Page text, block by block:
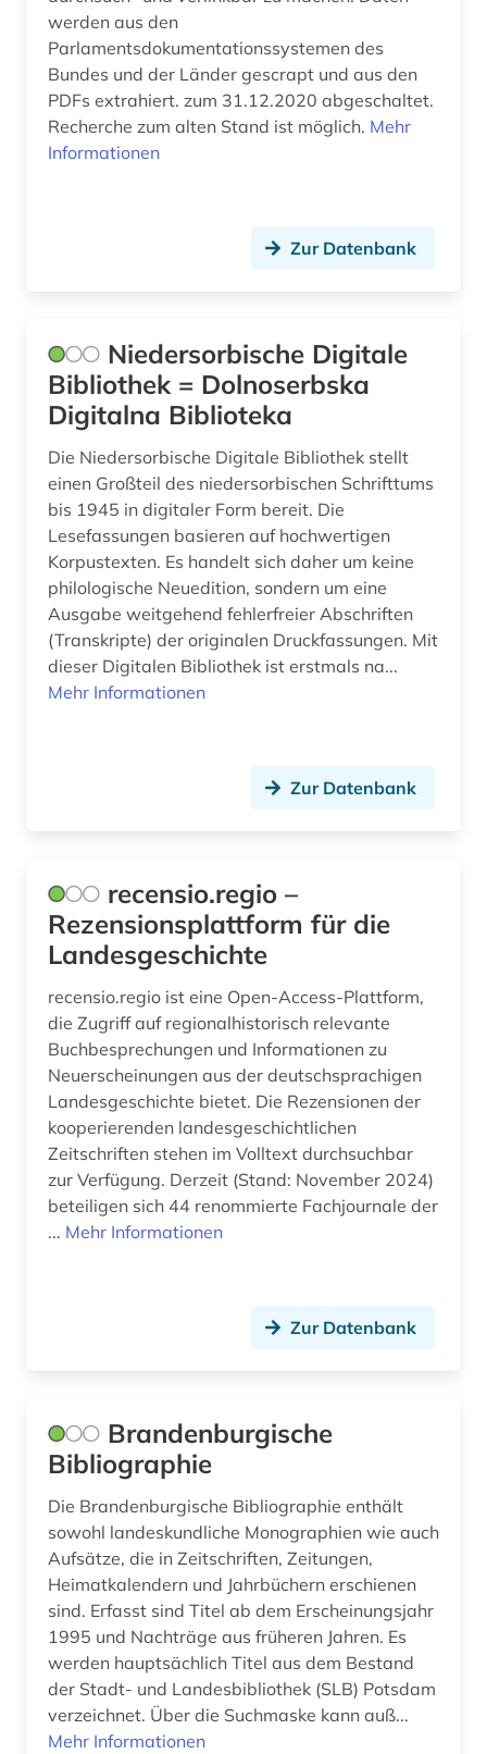
werden aus den
Parlamentsdokumentationssystemen des
Bundes und der Länder gescrapt und aus den
PDFs extrahiert. zum 31.12.2020 abgeschaltet.
Recherche zum alten Stand ist möglich. Mehr
Informationen
Zur Datenbank
Niedersorbische Digitale
Bibliothek = Dolnoserbska
Digitalna Biblioteka
Die Niedersorbische Digitale Bibliothek stellt
einen Großteil des niedersorbischen Schrifttums
bis 1945 in digitaler Form bereit. Die
Lesefassungen basieren auf hochwertigen
Korpustexten. Es handelt sich daher um keine
philologische Neuedition, sondern um eine
Ausgabe weitgehend fehlerfreier Abschriften
(Transkripte) der originalen Druckfassungen. Mit
dieser Digitalen Bibliothek ist erstmals na...
Mehr Informationen
Zur Datenbank
recensio.regio –
Rezensionsplattform für die
Landesgeschichte
recensio.regio ist eine Open-Access-Plattform,
die Zugriff auf regionalhistorisch relevante
Buchbesprechungen und Informationen zu
Neuerscheinungen aus der deutschsprachigen
Landesgeschichte bietet. Die Rezensionen der
kooperierenden landesgeschichtlichen
Zeitschriften stehen im Volltext durchsuchbar
zur Verfügung. Derzeit (Stand: November 2024)
beteiligen sich 44 renommierte Fachjournale der
... Mehr Informationen
Zur Datenbank
Brandenburgische
Bibliographie
Die Brandenburgische Bibliographie enthält
sowohl landeskundliche Monographien wie auch
Aufsätze, die in Zeitschriften, Zeitungen,
Heimatkalendern und Jahrbüchern erschienen
sind. Erfasst sind Titel ab dem Erscheinungsjahr
1995 und Nachträge aus früheren Jahren. Es
werden hauptsächlich Titel aus dem Bestand
der Stadt- und Landesbibliothek (SLB) Potsdam
verzeichnet. Über die Suchmaske kann auß...
Mehr Informationen